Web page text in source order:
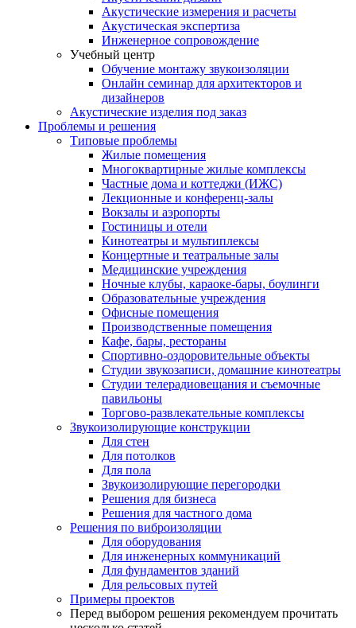
Акустические измерения и расчеты
Акустическая экспертиза
Инженерное сопровождение
Учебный центр
Обучение монтажу звукоизоляции
Онлайн семинар для архитекторов и
дизайнеров
Акустические изделия под заказ
Проблемы и решения
Типовые проблемы
Жилые помещения
Многоквартирные жилые комплексы
Частные дома и коттеджи (ИЖС)
Лекционные и конференц-залы
Вокзалы и аэропорты
Гостиницы и отели
Кинотеатры и мультиплексы
Концертные и театральные залы
Медицинские учреждения
Ночные клубы, караоке-бары, боулинги
Образовательные учреждения
Офисные помещения
Производственные помещения
Кафе, бары, рестораны
Спортивно-оздоровительные объекты
Студии звукозаписи, домашние кинотеатры
Студии телерадиовещания и съемочные
павильоны
Торгово-развлекательные комплексы
Звукоизолирующие конструкции
Для стен
Для потолков
Для пола
Звукоизолирующие перегородки
Решения для бизнеса
Решения для частного дома
Решения по виброизоляции
Для оборудования
Для инженерных коммуникаций
Для фундаментов зданий
Для рельсовых путей
Примеры проектов
Перед выбором решения рекомендуем прочитать